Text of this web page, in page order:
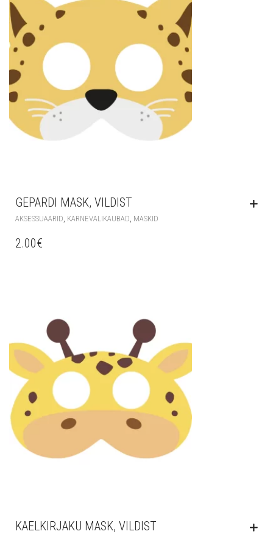
GEPARDI MASK, VILDIST
AKSESSUAARID KARNEVALIKAUBAD MASKID
2.00€
KAELKIRJAKU MASK, VILDIST